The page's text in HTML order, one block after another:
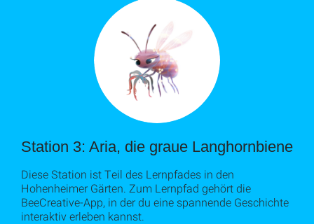
Station 3: Aria, die graue Langhornbiene
Diese Station ist Teil des Lernpfades in den
Hohenheimer Gärten. Zum Lernpfad gehört die
BeeCreative-App, in der du eine spannende Geschichte
interaktiv erleben kannst.